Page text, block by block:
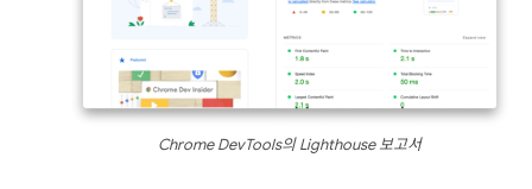
Chrome DevTools의 Lighthouse 보고서